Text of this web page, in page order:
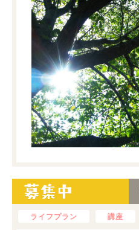
ライフプラン 講座